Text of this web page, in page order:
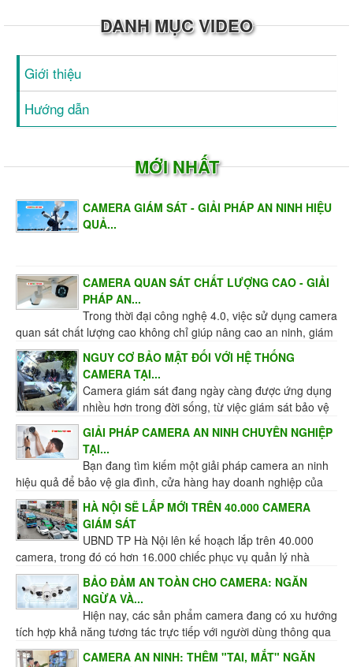
DANH MỤC VIDEO
Giới thiệu
Hướng dẫn
MỚI NHẤT
CAMERA GIÁM SÁT - GIẢI PHÁP AN NINH HIỆU
QUẢ...
CAMERA QUAN SÁT CHẤT LƯỢNG CAO - GIẢI
PHÁP AN...
Trong thời đại công nghệ 4.0, việc sử dụng camera
quan sát chất lượng cao không chỉ giúp nâng cao an ninh, giám
sát hiệu quả mà còn mang đến sự an tâm...
NGUY CƠ BẢO MẬT ĐỐI VỚI HỆ THỐNG
CAMERA TẠI...
Camera giám sát đang ngày càng được ứng dụng
nhiều hơn trong đời sống, từ việc giám sát bảo vệ
an toàn cho người và tài sản của các hộ gia đình, tổ...
GIẢI PHÁP CAMERA AN NINH CHUYÊN NGHIỆP
TẠI...
Bạn đang tìm kiếm một giải pháp camera an ninh
hiệu quả để bảo vệ gia đình, cửa hàng hay doanh nghiệp của
mình? Hệ thống lắp đặt camera giám sát chất...
HÀ NỘI SẼ LẮP MỚI TRÊN 40.000 CAMERA
GIÁM SÁT
UBND TP Hà Nội lên kế hoạch lắp trên 40.000
camera, trong đó có hơn 16.000 chiếc phục vụ quản lý nhà
nước về an toàn giao thông, môi trường và...
BẢO ĐẢM AN TOÀN CHO CAMERA: NGĂN
NGỪA VÀ...
Hiện nay, các sản phẩm camera đang có xu hướng
tích hợp khả năng tương tác trực tiếp với người dùng thông qua
ứng dụng di động và lưu trữ dữ liệu trên...
CAMERA AN NINH: THÊM "TAI, MẮT" NGĂN